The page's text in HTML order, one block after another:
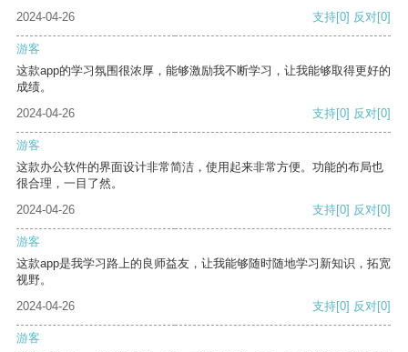
2024-04-26
支持[0] 反对[0]
游客
这款app的学习氛围很浓厚，能够激励我不断学习，让我能够取得更好的
成绩。
2024-04-26
支持[0] 反对[0]
游客
这款办公软件的界面设计非常简洁，使用起来非常方便。功能的布局也
很合理，一目了然。
2024-04-26
支持[0] 反对[0]
游客
这款app是我学习路上的良师益友，让我能够随时随地学习新知识，拓宽
视野。
2024-04-26
支持[0] 反对[0]
游客